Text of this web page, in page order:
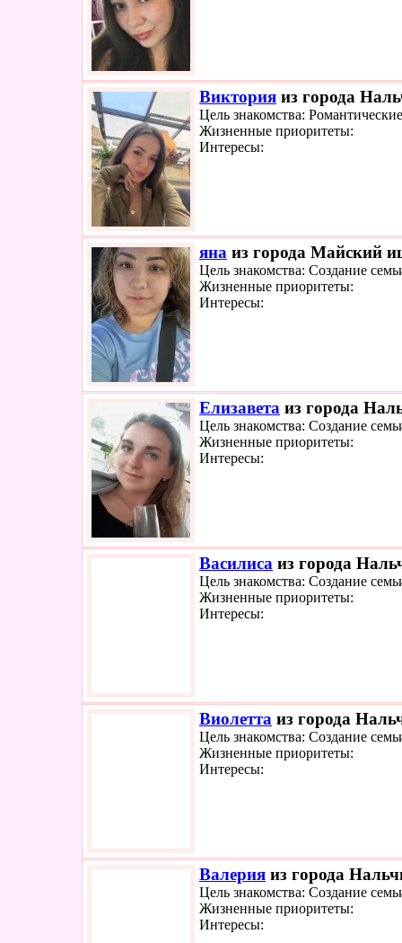
Виктория из города
Цель знакомства:
Жизненные приоритеты:
Интересы:
яна из города Майский
Цель знакомства: Создание
Жизненные приоритеты:
Интересы:
Елизавета из города
Цель знакомства: Создание
Жизненные приоритеты:
Интересы:
Василиса из города
Цель знакомства: Создание
Жизненные приоритеты:
Интересы:
Виолетта из города
Цель знакомства: Создание
Жизненные приоритеты:
Интересы:
Валерия из города
Цель знакомства: Создание
Жизненные приоритеты:
Интересы: